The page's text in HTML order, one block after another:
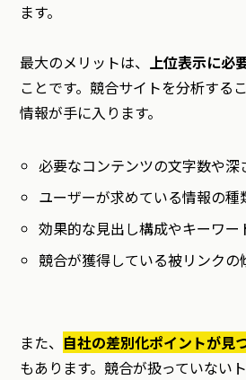
ます。
最大のメリットは、 上位表示に必
ことです。競合サイトを分析する
情報が手に入ります。
必要なコンテンツの文字数や深
ユーザーが求めている情報の種
効果的な見出し構成やキーワー
競合が獲得している被リンクの
また、 自社の差別化ポイントが見
もあります。競合が扱っていない